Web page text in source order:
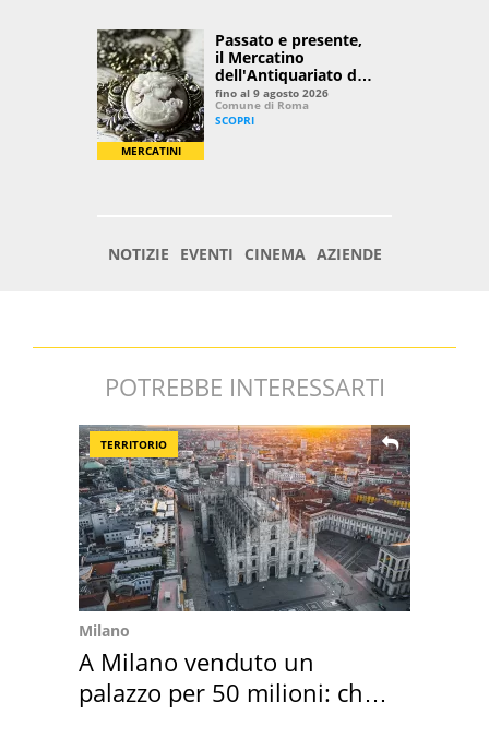
POTREBBE INTERESSARTI
TERRITORIO
Milano
A Milano venduto un
palazzo per 50 milioni: chi